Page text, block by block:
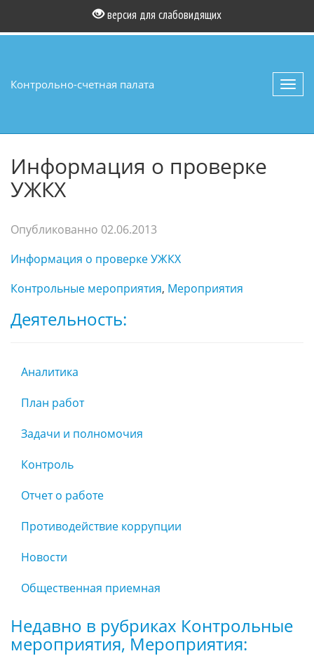
версия для слабовидящих
Контрольно-счетная палата
Информация о проверке
УЖКХ
Опубликованно 02.06.2013
Информация о проверке УЖКХ
Контрольные мероприятия, Мероприятия
Деятельность:
Аналитика
План работ
Задачи и полномочия
Контроль
Отчет о работе
Противодействие коррупции
Новости
Общественная приемная
Недавно в рубриках Контрольные
мероприятия, Мероприятия: